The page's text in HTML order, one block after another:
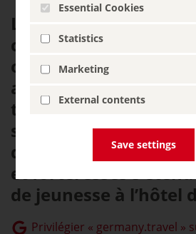
Essential Cookies
Statistics
Marketing
External contents
Save settings
Les édifices
chevaliers, princes et
ou dormaient
aujourd’hui le gîte ou
tous, peu importe
sang bleu ou non.
d’hébergement dans
et forteresses
de jeunesse à l’hôtel
Privilégier « germany.travel »